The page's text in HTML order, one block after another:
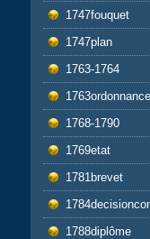
1747fouquet
1747plan
1763-1764
1768-1790
1769etat
1781brevet
1788diplôme